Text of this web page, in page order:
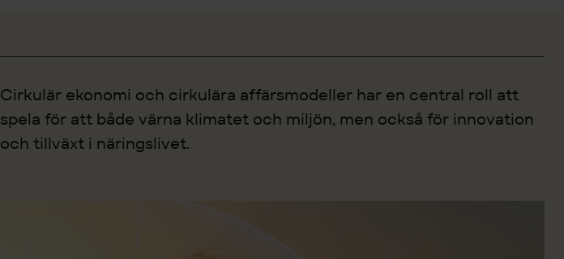
Cirkulär ekonomi och cirkulära affärsmodeller har en central roll att
spela för att både värna klimatet och miljön, men också för innovation
och tillväxt i näringslivet.